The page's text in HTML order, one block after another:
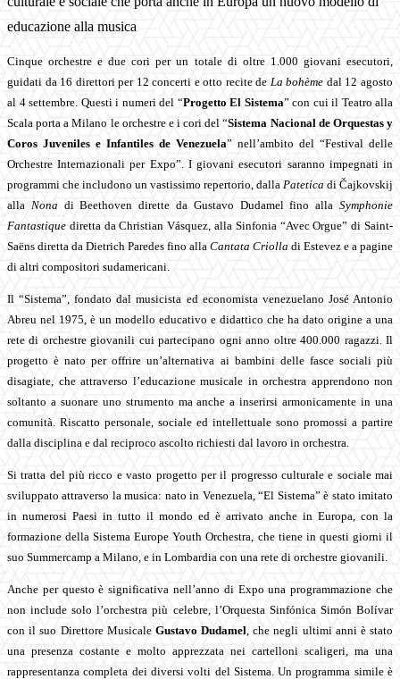
educazione alla musica
Cinque orchestre e due cori per un totale di oltre 1.000 giovani esecutori,
guidati da 16 direttori per 12 concerti e otto recite de La bohème dal 12 agosto
al 4 settembre. Questi i numeri del “Progetto El Sistema” con cui il Teatro alla
Scala porta a Milano le orchestre e i cori del “Sistema Nacional de Orquestas y
Coros Juveniles e Infantiles de Venezuela” nell’ambito del “Festival delle
Orchestre Internazionali per Expo”. I giovani esecutori saranno impegnati in
programmi che includono un vastissimo repertorio, dalla Patetica di Čajkovskij
alla Nona di Beethoven dirette da Gustavo Dudamel fino allaSymphonie
Fantastique diretta da Christian Vásquez, alla Sinfonia “Avec Orgue” di Saint-
Saëns diretta da Dietrich Paredes fino alla Cantata Criolla di Estevez e a pagine
di altri compositori sudamericani.
Il “Sistema”, fondato dal musicista ed economista venezuelano José Antonio
Abreu nel 1975, è un modello educativo e didattico che ha dato origine a una
rete di orchestre giovanili cui partecipano ogni anno oltre 400.000 ragazzi. Il
progetto è nato per offrire un’alternativa ai bambini delle fasce sociali più
disagiate, che attraverso l’educazione musicale in orchestra apprendono non
soltanto a suonare uno strumento ma anche a inserirsi armonicamente in una
comunità. Riscatto personale, sociale ed intellettuale sono promossi a partire
dalla disciplina e dal reciproco ascolto richiesti dal lavoro in orchestra.
Si tratta del più ricco e vasto progetto per il progresso culturale e sociale mai
sviluppato attraverso la musica: nato in Venezuela, “El Sistema” è stato imitato
in numerosi Paesi in tutto il mondo ed è arrivato anche in Europa, con la
formazione dellaSistema Europe Youth Orchestra, che tiene in questi giorni il
suo Summercamp a Milano, e in Lombardia con una rete di orchestre giovanili.
Anche per questo è significativa nell’anno di Expo una programmazione che
non include solo l’orchestra più celebre, l’Orquesta Sinfónica Simón Bolívar
con il suo Direttore Musicale Gustavo Dudamel , che negli ultimi anni è stato
una presenza costante e molto apprezzata nei cartelloni scaligeri, ma una
rappresentanza completa dei diversi volti del Sistema. Un programma simile è